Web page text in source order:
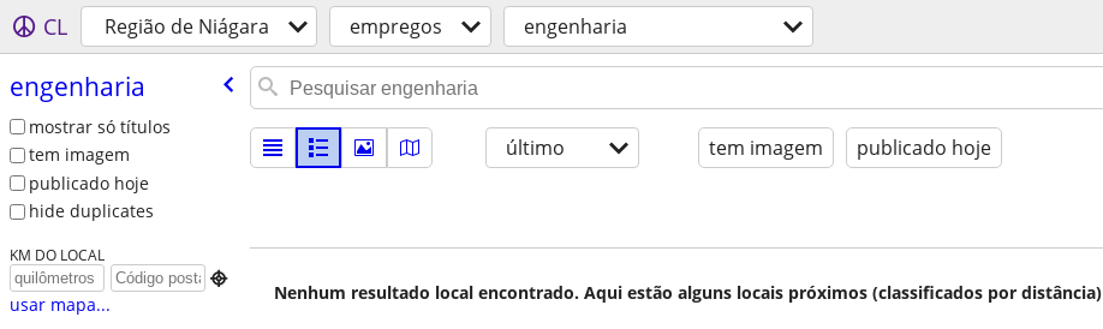
CL Região de Niágara empregos engenharia
engenharia
mostrar só títulos
tem imagem
publicado hoje
hide duplicates
KM DO LOCAL

usar mapa...
último tem imagem publicado hoje
Nenhum resultado local encontrado. Aqui estão alguns locais próximos (classificados por distância)